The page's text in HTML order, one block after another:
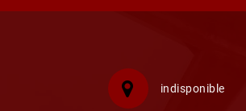
indisponible